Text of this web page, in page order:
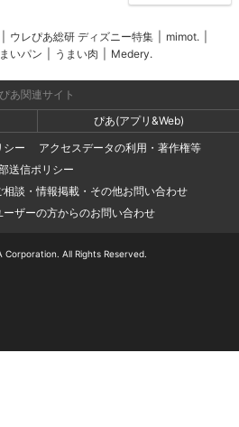
ウレぴあ総研 ディズニー特集 mimot.
いパン うまい肉 Medery.
ぴあ関連サイト
ぴあ(アプリ&Web)
シー
アクセスデータの利用・著作権等
送信ポリシー
談・情報掲載・その他お問い合わせ
ザーの方からのお問い合わせ
Corporation. All Rights Reserved.